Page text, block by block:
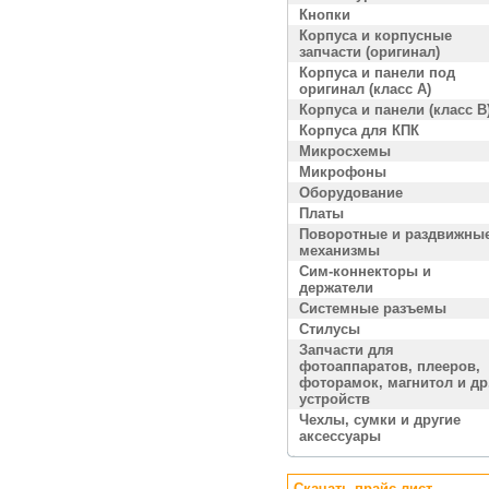
Кнопки
Корпуса и корпусные
запчасти (оригинал)
Корпуса и панели под
оригинал (класс A)
Корпуса и панели (класс
Корпуса для КПК
Микросхемы
Микрофоны
Оборудование
Платы
Поворотные и
механизмы
Сим-коннекторы и
держатели
Системные разъемы
Стилусы
Запчасти для
фотоаппаратов, плееров,
фоторамок, магнитол и
устройств
Чехлы, сумки и другие
аксессуары